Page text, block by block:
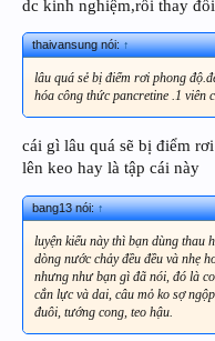
dc kinh nghiệm,rồi thay
thaivansung nói:↑
lâu quá sẻ bị điểm rơi phong
hóa công thức pancretine .1 viên
cái gì lâu quá sẽ bị điểm
lên keo hay là tập cái này
bang13 nói:↑
luyện kiểu này thì bạn dùng thau
dòng nước chảy đều đều và nhẹ
nhưng như bạn gì đã nói, đó là
cắn lực và dai, câu mỏ ko sợ
đuôi, tướng cong, teo hậu.